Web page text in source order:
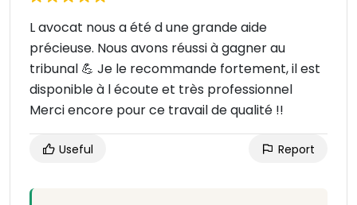
L avocat nous a été d une grande aide
précieuse. Nous avons réussi à gagner au
tribunal 💪 Je le recommande fortement, il est
disponible à l écoute et très professionnel
Merci encore pour ce travail de qualité !!
Useful Report